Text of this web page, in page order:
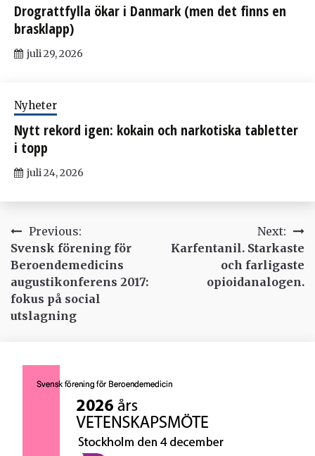
Drograttfylla ökar i Danmark (men det finns en
brasklapp)
juli 29, 2026
Nyheter
Nytt rekord igen: kokain och narkotiska tabletter
i topp
juli 24, 2026
Inläggsnavigering
Previous:
Svensk förening för
Beroendemedicins
augustikonferens 2017:
fokus på social
utslagning
Next:
Karfentanil. Starkaste
och farligaste
opioidanalogen.